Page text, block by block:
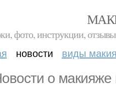
фото, инструкции,
новости виды
о макияже